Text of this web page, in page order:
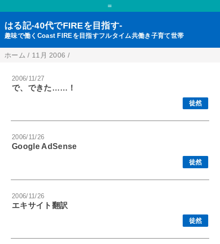
=
はる記-40代でFIREを目指す-
趣味で働くCoast FIREを目指すフルタイム共働き子育て世帯
ホーム / 11月 2006 /
2006/11/27
で、できた……！
徒然
2006/11/26
Google AdSense
徒然
2006/11/26
エキサイト翻訳
徒然